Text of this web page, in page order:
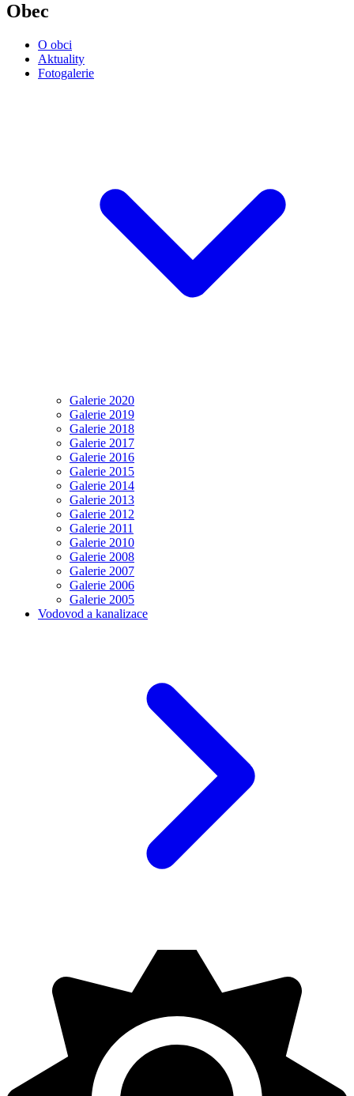
Obec
O obci
Aktuality
Fotogalerie
Galerie 2020
Galerie 2019
Galerie 2018
Galerie 2017
Galerie 2016
Galerie 2015
Galerie 2014
Galerie 2013
Galerie 2012
Galerie 2011
Galerie 2010
Galerie 2008
Galerie 2007
Galerie 2006
Galerie 2005
Vodovod a kanalizace